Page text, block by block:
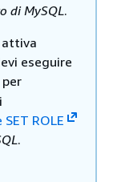
di MySQL.
attiva
eseguire
per
ROLE
.